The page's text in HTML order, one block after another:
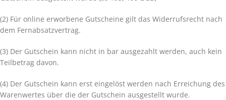
(2) Für online erworbene Gutscheine gilt das Widerrufsrecht nach
dem Fernabsatzvertrag.
(3) Der Gutschein kann nicht in bar ausgezahlt werden, auch kein
Teilbetrag davon.
(4) Der Gutschein kann erst eingelöst werden nach Erreichung des
Warenwertes über die der Gutschein ausgestellt wurde.